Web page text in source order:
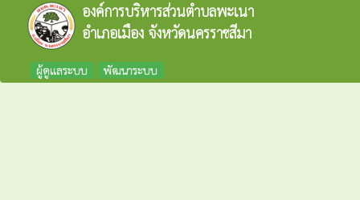
องค์การบริหารส่วนตำบลพะเนา
อำเภอเมือง จังหวัดนครราชสีมา
ผู้ดูแลระบบ พัฒนาระบบ